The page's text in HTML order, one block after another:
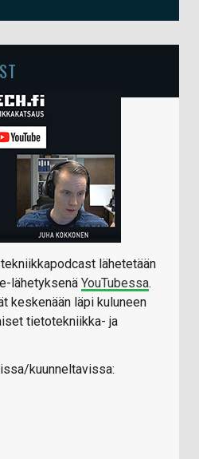
lähetetään
lähetyksenä YouTubessa.
keskenään läpi kuluneen
tietotekniikka- ja
kuunneltavissa: